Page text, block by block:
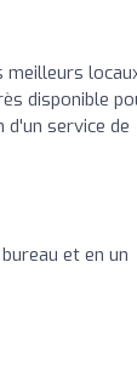
disponible
service de
et en un